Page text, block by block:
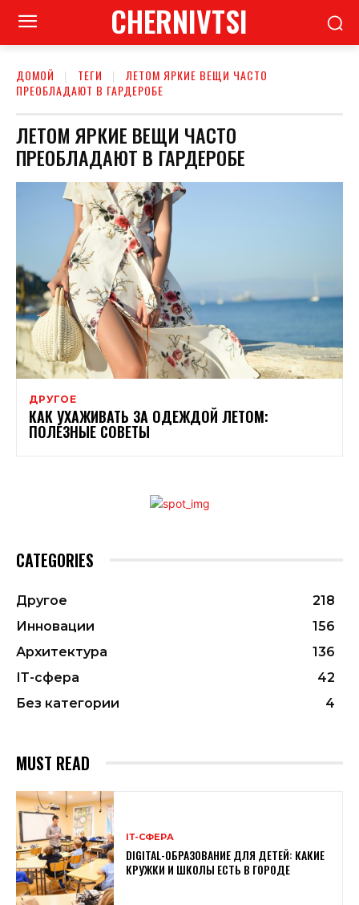
CHERNIVTSI
ДОМОЙ ТЕГИ
ЛЕТОМ ЯРКИЕ ВЕЩИ ЧАСТО
ПРЕОБЛАДАЮТ В ГАРДЕРОБЕ
ЛЕТОМ ЯРКИЕ ВЕЩИ ЧАСТО
ПРЕОБЛАДАЮТ В ГАРДЕРОБЕ
ДРУГОЕ
КАК УХАЖИВАТЬ ЗА ОДЕЖДОЙ ЛЕТОМ:
ПОЛЕЗНЫЕ СОВЕТЫ
CATEGORIES
Другое
218
Инновации
156
Архитектура
136
ІТ-сфера
42
Без категории
4
MUST READ
ІТ-СФЕРА
DIGITAL-ОБРАЗОВАНИЕ ДЛЯ ДЕТЕЙ: КАКИЕ
КРУЖКИ И ШКОЛЫ ЕСТЬ В ГОРОДЕ